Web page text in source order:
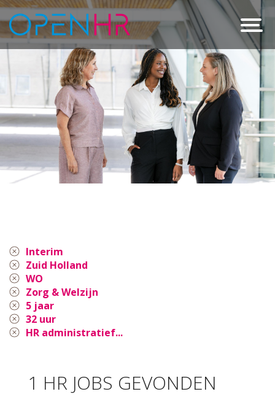
Interim
Zuid Holland
WO
Zorg & Welzijn
5 jaar
32 uur
HR administratief...
1 HR JOBS GEVONDEN